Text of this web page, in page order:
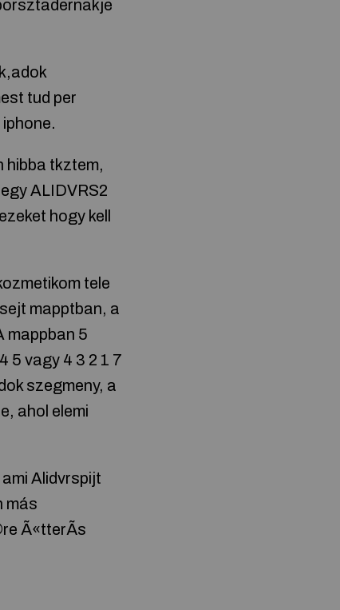
tud per
hibba tkztem,
ALIDVRS2
hogy kell
tele
mapptban, a
mappban 5
5 vagy 4 3 2 1 7
szegmeny, a
ahol elemi
Alidvrspijt
más
Ã«tterÃs